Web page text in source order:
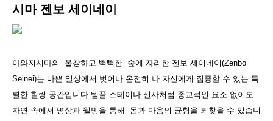
시마 젠보 세이네이
아와지시마의 울창하고 빽빽한 숲에 자리한 젠보 세이네이(Zenbo
Seinei)는 바쁜 일상에서 벗어나 온전히 나 자신에게 집중할 수 있는 특
별한 힐링 공간입니다.템플 스테이나 신사처럼 종교적인 요소 없이도
자연 속에서 명상과 웰빙을 통해 몸과 마음의 균형을 되찾을 수 있습니